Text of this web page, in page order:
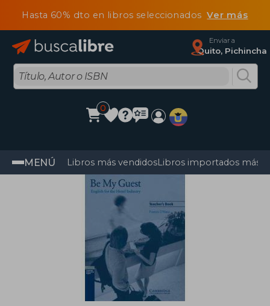
Hasta 60% dto en libros seleccionadosVer más
Enviar a
Quito, Pichincha
0
MENÚ Libros más vendidosLibros importados más